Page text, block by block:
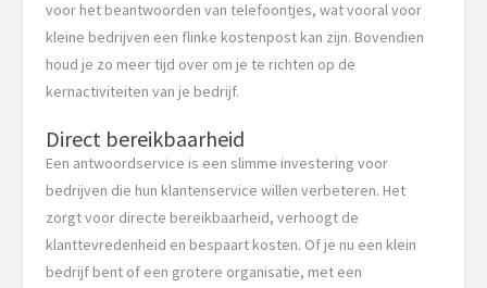
voor het beantwoorden van telefoontjes, wat vooral voor
kleine bedrijven een flinke kostenpost kan zijn. Bovendien
houd je zo meer tijd over om je te richten op de
kernactiviteiten van je bedrijf.
Direct bereikbaarheid
Een antwoordservice is een slimme investering voor
bedrijven die hun klantenservice willen verbeteren. Het
zorgt voor directe bereikbaarheid, verhoogt de
klanttevredenheid en bespaart kosten. Of je nu een klein
bedrijf bent of een grotere organisatie, met een